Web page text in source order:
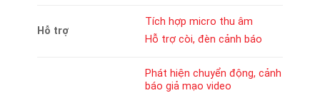
Hỗ trợ
Tích hợp micro thu âm
Hỗ trợ còi, đèn cảnh báo
Phát hiện chuyển động, cảnh
báo giả mạo video